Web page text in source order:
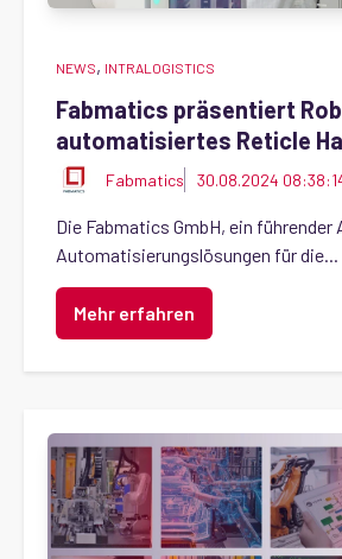
NEWS, INTRALOGISTICS
Fabmatics präsentiert
automatisiertes Reticle
Fabmatics 30.08.2024
Die Fabmatics GmbH, ein führender
Automatisierungslösungen für die...
Mehr erfahren